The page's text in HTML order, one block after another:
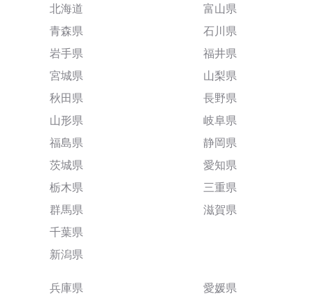
北海道
青森県
岩手県
宮城県
秋田県
山形県
福島県
茨城県
栃木県
群馬県
千葉県
新潟県
富山県
石川県
福井県
山梨県
長野県
岐阜県
静岡県
愛知県
三重県
滋賀県
兵庫県
愛媛県